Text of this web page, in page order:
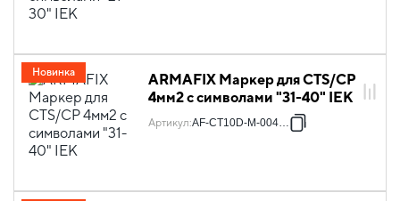
ARMAFIX Маркер для CTS/CP
4мм2 с символами "31-40" IEK
Артикул:AF-CT10D-M-004-04
Новинка